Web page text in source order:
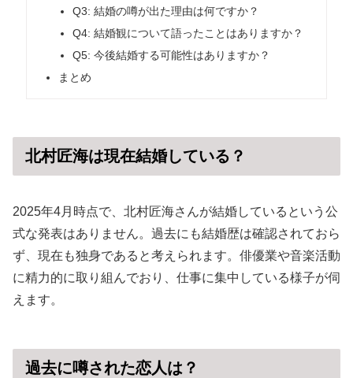
Q3: 結婚の噂が出た理由は何ですか？
Q4: 結婚観について語ったことはありますか？
Q5: 今後結婚する可能性はありますか？
まとめ
北村匠海は現在結婚している？
2025年4月時点で、北村匠海さんが結婚しているという公
式な発表はありません。過去にも結婚歴は確認されておら
ず、現在も独身であると考えられます。俳優業や音楽活動
に精力的に取り組んでおり、仕事に集中している様子が伺
えます。
過去に噂された恋人は？